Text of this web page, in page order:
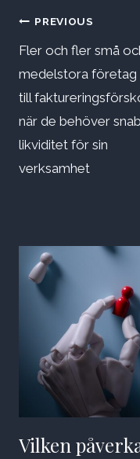
PREVIOUS
Fler och fler små
medelstora företag
till
när de behöver
likviditet för sin
verksamhet
Vilken